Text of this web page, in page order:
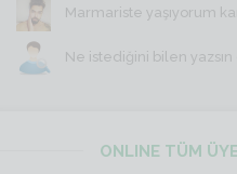
Marmariste yaşıyorum
Ne istediğini bilen
ONLINE TÜM